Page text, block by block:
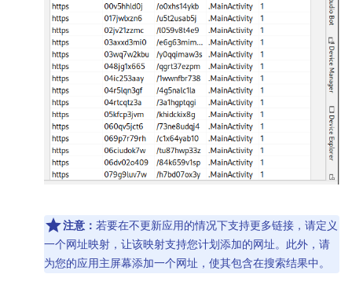
注意： 若要在不更新应用的情况下支持更多链接，请定义
一个网址映射，让该映射支持您计划添加的网址。此外，请
为您的应用主屏幕添加一个网址，使其包含在搜索结果中。